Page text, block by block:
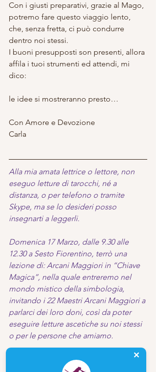
Con i giusti preparativi, grazie al Mago,
potremo fare questo viaggio lento,
che, senza fretta, ci può condurre
dentro noi stessi.
I buoni presupposti son presenti, allora
affila i tuoi strumenti ed attendi, mi
dico:
le idee si mostreranno presto…
Con Amore e Devozione
Carla
Alla mia amata lettrice o lettore, non
eseguo letture di tarocchi, né a
distanza, o per telefono o tramite
Skype, ma se lo desideri posso
insegnarti a leggerli.
Domenica 17 Marzo, dalle 9.30 alle
12.30 a Sesto Fiorentino, terrò una
lezione di: Arcani Maggiori in “Chiave
Magica”, nella quale entreremo nel
mondo mistico della simbologia,
invitando i 22 Maestri Arcani Maggiori a
parlarci dei loro doni, così da poter
eseguire letture ascetiche su noi stessi
o per le persone che amiamo.
Non serve che tu abbia una